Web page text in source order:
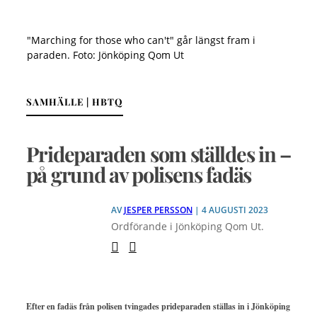
"Marching for those who can't" går längst fram i
paraden. Foto: Jönköping Qom Ut
SAMHÄLLE | HBTQ
Prideparaden som ställdes in –
på grund av polisens fadäs
AVJESPER PERSSON| 4 AUGUSTI 2023
Ordförande i Jönköping Qom Ut.
Efter en fadäs från polisen tvingades prideparaden ställas in i Jönköping